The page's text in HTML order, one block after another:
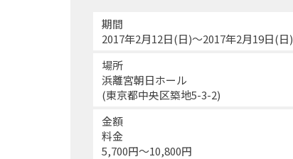
期間
2017年2月12日(日)〜2017年2月19日(日)
場所
浜離宮朝日ホール
(東京都中央区築地5-3-2)
金額
料金
5,700円〜10,800円